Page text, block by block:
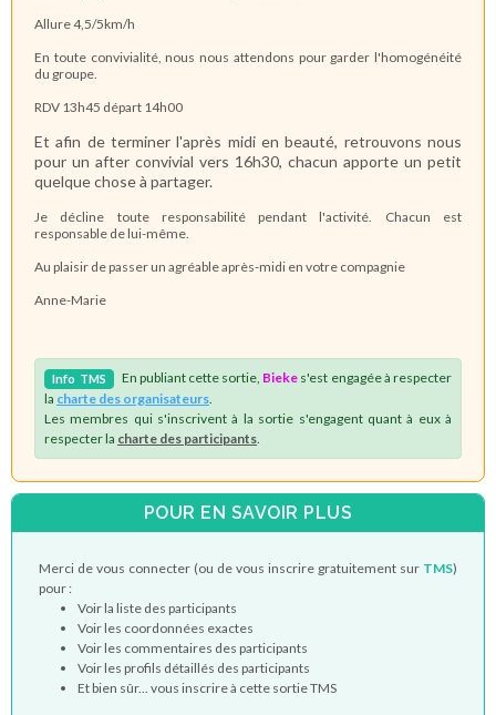
Allure 4,5/5km/h
En toute convivialité, nous nous attendons pour garder l'homogénéité
du groupe.
RDV 13h45 départ 14h00
Et afin de terminer l'après midi en beauté, retrouvons nous
pour un after convivial vers 16h30, chacun apporte un petit
quelque chose à partager.
Je décline toute responsabilité pendant l'activité. Chacun est
responsable de lui-même.
Au plaisir de passer un agréable après-midi en votre compagnie
Anne-Marie
Info TMS En publiant cette sortie, Bieke s'est engagée à respecter
la charte des organisateurs
Les membres qui s'inscrivent à la sortie s'engagent quant à eux à
respecter la charte des participants
POUR EN SAVOIR PLUS
Merci de vous connecter (ou de vous inscrire gratuitement sur TMS)
pour :
Voir la liste des participants
Voir les coordonnées exactes
Voir les commentaires des participants
Voir les profils détaillés des participants
Et bien sûr... vous inscrire à cette sortie TMS